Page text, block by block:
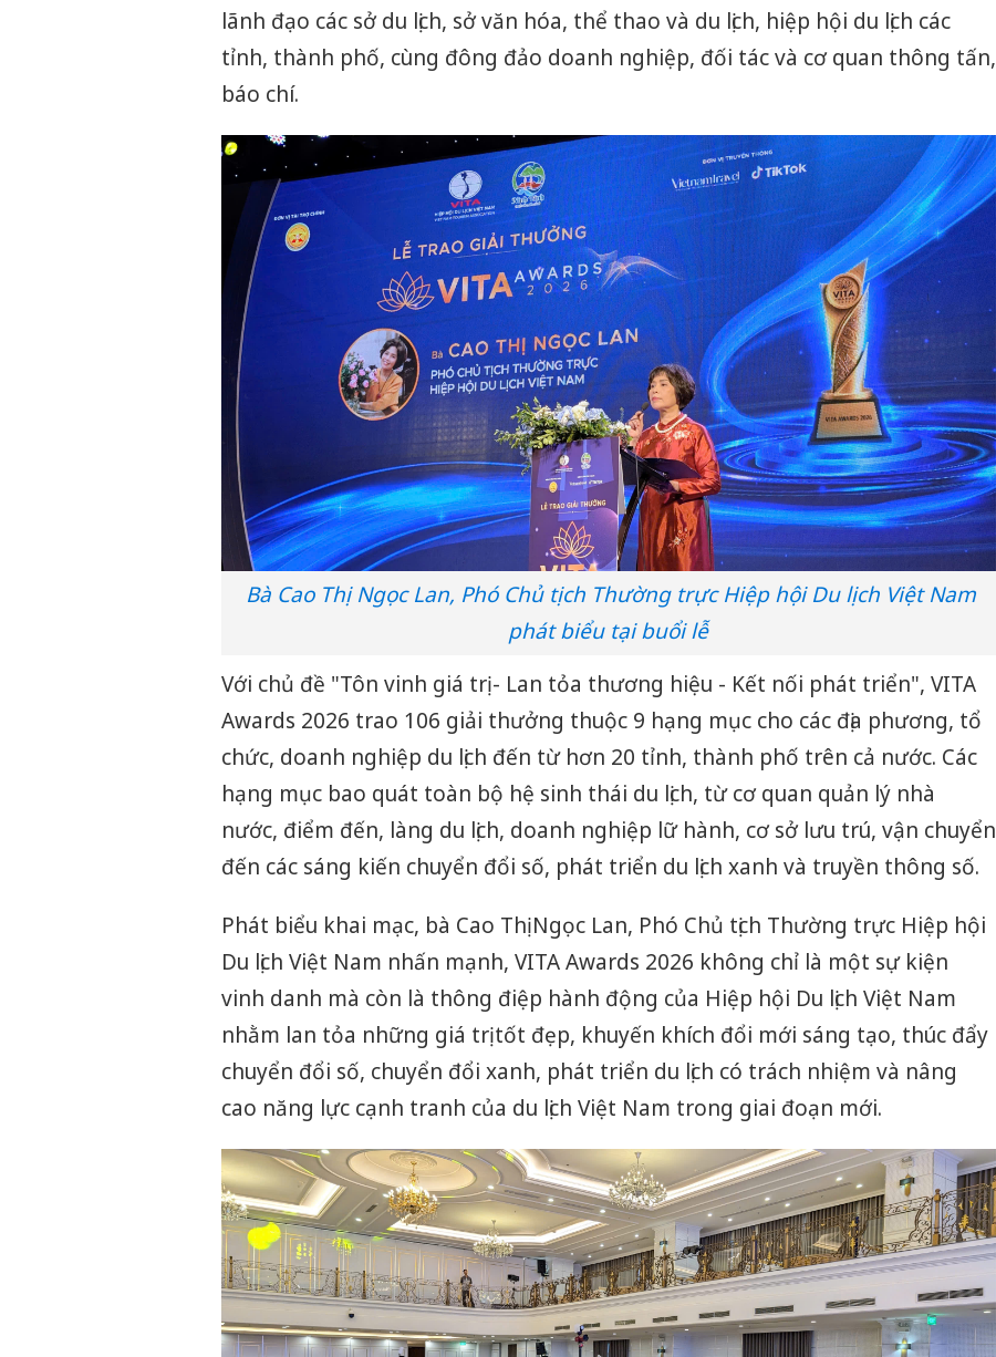
lãnh đạo các sở du lịch, sở văn hóa, thể thao và du lịch, hiệp hội du lịch các
tỉnh, thành phố, cùng đông đảo doanh nghiệp, đối tác và cơ quan thông tấn,
báo chí.
Bà Cao Thị Ngọc Lan, Phó Chủ tịch Thường trực Hiệp hội Du lịch Việt Nam
phát biểu tại buổi lễ
Với chủ đề "Tôn vinh giá trị - Lan tỏa thương hiệu - Kết nối phát triển", VITA
Awards 2026 trao 106 giải thưởng thuộc 9 hạng mục cho các địa phương, tổ
chức, doanh nghiệp du lịch đến từ hơn 20 tỉnh, thành phố trên cả nước. Các
hạng mục bao quát toàn bộ hệ sinh thái du lịch, từ cơ quan quản lý nhà
nước, điểm đến, làng du lịch, doanh nghiệp lữ hành, cơ sở lưu trú, vận chuyển
đến các sáng kiến chuyển đổi số, phát triển du lịch xanh và truyền thông số.
Phát biểu khai mạc, bà Cao Thị Ngọc Lan, Phó Chủ tịch Thường trực Hiệp hội
Du lịch Việt Nam nhấn mạnh, VITA Awards 2026 không chỉ là một sự kiện
vinh danh mà còn là thông điệp hành động của Hiệp hội Du lịch Việt Nam
nhằm lan tỏa những giá trị tốt đẹp, khuyến khích đổi mới sáng tạo, thúc đẩy
chuyển đổi số, chuyển đổi xanh, phát triển du lịch có trách nhiệm và nâng
cao năng lực cạnh tranh của du lịch Việt Nam trong giai đoạn mới.